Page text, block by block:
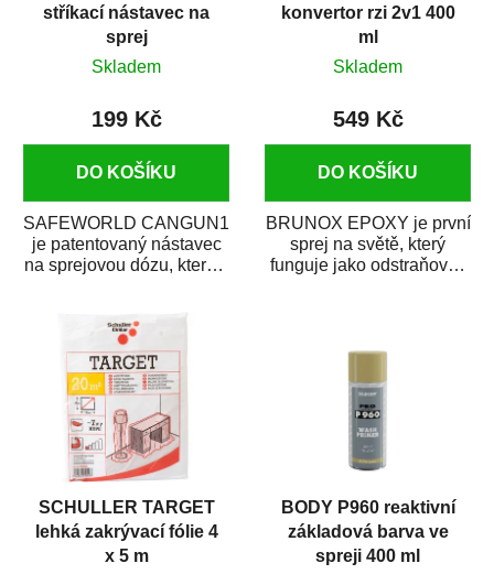
stříkací nástavec na
sprej
Skladem
199 Kč
DO KOŠÍKU
SAFEWORLD CANGUN1
je patentovaný nástavec
na sprejovou dózu, který ji
konvertor rzi 2v1 400
ml
Skladem
549 Kč
DO KOŠÍKU
BRUNOX EPOXY je první
sprej na světě, který
funguje jako odstraňovač
SCHULLER TARGET
lehká zakrývací fólie 4
x 5 m
BODY P960 reaktivní
základová barva ve
spreji 400 ml